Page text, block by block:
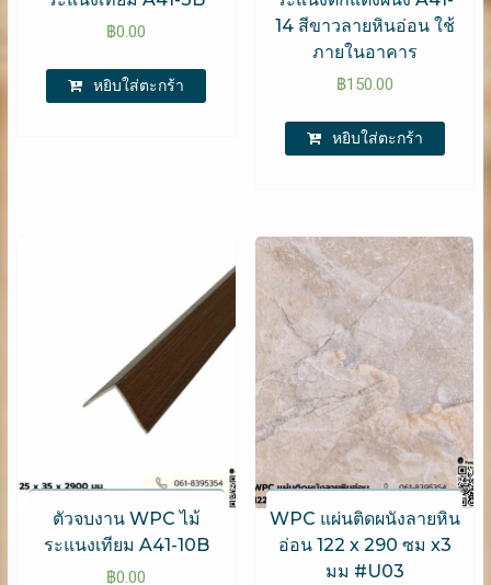
฿0.00
หยิบใส่ตะกร้า
14 สีขาวลายหินอ่อน ใช้
ภายในอาคาร
฿150.00
หยิบใส่ตะกร้า
ตัวจบงาน WPC​ ไม้
ระแนงเทียม A41-10B
฿0.00
WPC แผ่นติดผนังลายหิน
อ่อน 122 x 290 ซม x3
มม #U03